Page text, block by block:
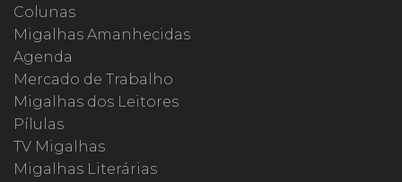
Colunas
Migalhas Amanhecidas
Agenda
Mercado de Trabalho
Migalhas dos Leitores
Pílulas
TV Migalhas
Migalhas Literárias